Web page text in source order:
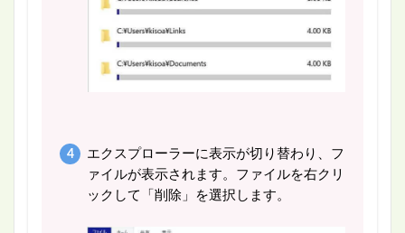
エクスプローラーに表示が切り替わり、フ
ァイルが表示されます。ファイルを右クリ
ックして「削除」を選択します。